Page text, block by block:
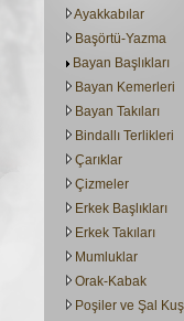
Ayakkabılar
Başörtü-Yazma
Bayan Başlıkları
Bayan Kemerleri
Bayan Takıları
Bindallı Terlikleri
Çarıklar
Çizmeler
Erkek Başlıkları
Erkek Takıları
Mumluklar
Orak-Kabak
Poşiler ve Şal